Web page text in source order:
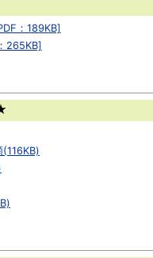
：189KB]
265KB]